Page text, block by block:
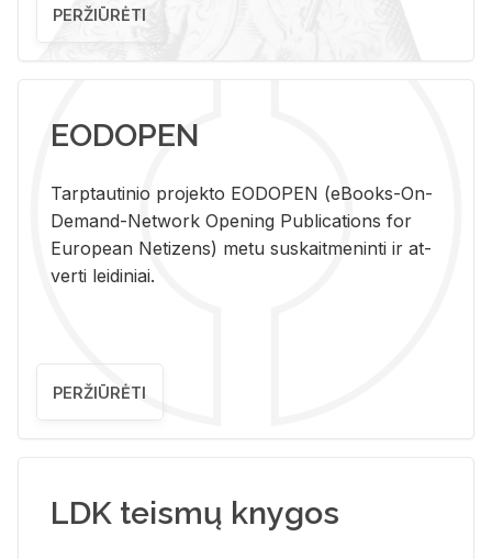
PERŽIŪRĖTI
EODOPEN
Tarp­tau­ti­nio pro­jek­to EO­DO­PEN (eBo­oks-On-
De­mand-Ne­twork Ope­ning Pub­li­ca­tions for
Eu­ro­pe­an Ne­ti­zens) metu su­skait­me­nin­ti ir at­
ver­ti lei­di­niai.
PERŽIŪRĖTI
LDK teismų knygos